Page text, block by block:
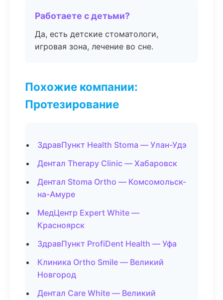
Работаете с детьми?
Да, есть детские стоматологи,
игровая зона, лечение во сне.
Похожие компании:
Протезирование
ЗдравПункт Health Stoma — Улан-Удэ
Дентал Therapy Clinic — Хабаровск
Дентал Stoma Ortho — Комсомольск-
на-Амуре
МедЦентр Expert White —
Красноярск
ЗдравПункт ProfiDent Health — Уфа
Клиника Ortho Smile — Великий
Новгород
Дентал Care White — Великий